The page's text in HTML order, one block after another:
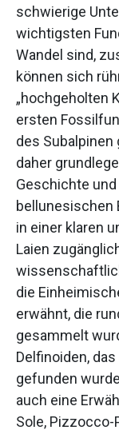
schwierige
wichtigsten
Wandel sind,
können sich
„hochgeholten
ersten
des Subalpinen
daher
Geschichte
bellunesischen
in einer klaren
Laien
die
erwähnt, die
gesammelt
Delfinoiden,
gefunden
auch eine
Sole, Pizzocco-